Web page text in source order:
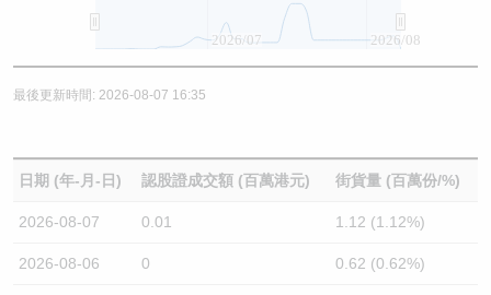
2026/07 2026/08
最後更新時間: 2026-08-07 16:35
日期 (年-月-日) 認股證成交額 (百萬港元) 街貨量 (百萬份/%)
2026-08-07 0.01 1.12 (1.12%)
2026-08-06 0 0.62 (0.62%)